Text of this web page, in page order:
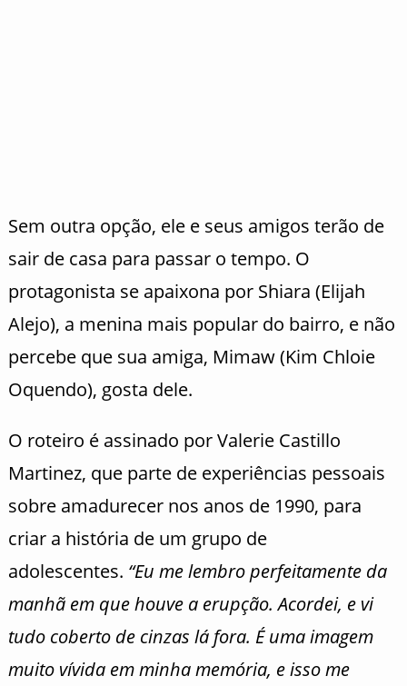
Sem outra opção, ele e seus amigos terão de
sair de casa para passar o tempo. O
protagonista se apaixona por Shiara (Elijah
Alejo), a menina mais popular do bairro, e não
percebe que sua amiga, Mimaw (Kim Chloie
Oquendo), gosta dele.
O roteiro é assinado por Valerie Castillo
Martinez, que parte de experiências pessoais
sobre amadurecer nos anos de 1990, para
criar a história de um grupo de
adolescentes. “Eu me lembro perfeitamente da
manhã em que houve a erupção. Acordei, e vi
tudo coberto de cinzas lá fora. É uma imagem
muito vívida em minha memória, e isso me